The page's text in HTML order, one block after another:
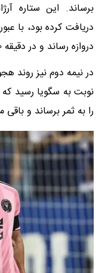
برساند. این ستاره
دریافت کرده بود، با
دروازه رساند و در دقیقه ۴۰ میامی را ۱-۲ پیش انداخت.
نوبت به سگویا رسید
را به ثمر برساند و